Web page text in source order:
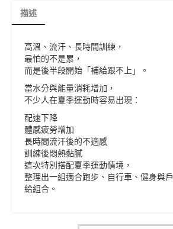
描述
高溫、流汗、長時間訓練，
最怕的不是累，
而是後半段開始「補給跟不上」。
當水分與能量消耗增加，
不少人在夏季運動時容易出現：
配速下降
體感疲勞增加
長時間流汗後的不適感
訓練後悶熱黏膩
這次特別搭配夏季運動情境，
整理出一組適合跑步、自行車、健身與
給組合。